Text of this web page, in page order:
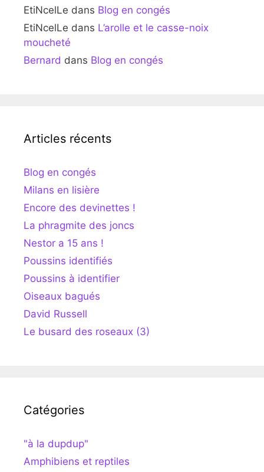
EtiNcelLe dans Blog en congés
EtiNcelLe dans L’arolle et le casse-noix
moucheté
Bernard dans Blog en congés
Articles récents
Blog en congés
Milans en lisière
Encore des devinettes !
La phragmite des joncs
Nestor a 15 ans !
Poussins identifiés
Poussins à identifier
Oiseaux bagués
David Russell
Le busard des roseaux (3)
Catégories
"à la dupdup"
Amphibiens et reptiles